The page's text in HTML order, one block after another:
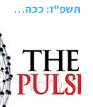
תשפ"ז: ככה…